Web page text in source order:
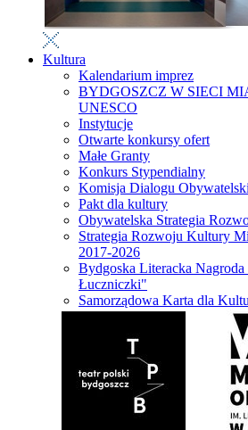
Kultura
Kalendarium imprez
BYDGOSZCZ W SIECI
UNESCO
Instytucje
Otwarte konkursy ofert
Małe Granty
Konkurs Stypendialny
Komisja Dialogu
Pakt dla kultury
Obywatelska Strategia
Strategia Rozwoju Kultury
2017-2026
Bydgoska Literacka Nagroda
Łuczniczki"
Samorządowa Karta dla